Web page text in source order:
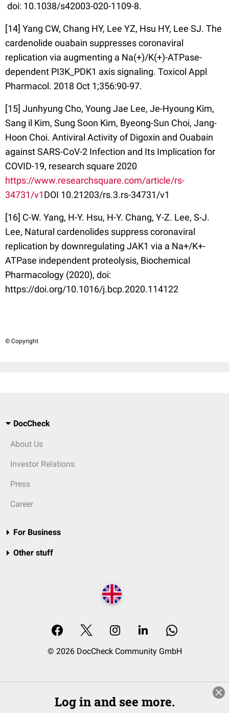
doi: 10.1038/s42003-020-1109-8.
[14] Yang CW, Chang HY, Lee YZ, Hsu HY, Lee SJ. The
cardenolide ouabain suppresses coronaviral
replication via augmenting a Na(+)/K(+)-ATPase-
dependent PI3K_PDK1 axis signaling. Toxicol Appl
Pharmacol. 2018 Oct 1;356:90-97.
[15] Junhyung Cho, Young Jae Lee, Je-Hyoung Kim,
Sang il Kim, Sung Soon Kim, Byeong-Sun Choi, Jang-
Hoon Choi. Antiviral Activity of Digoxin and Ouabain
against SARS-CoV-2 Infection and Its Implication for
COVID-19, research square 2020
https://www.researchsquare.com/article/rs-
34731/v1DOI 10.21203/rs.3.rs-34731/v1
[16] C-W. Yang, H-Y. Hsu, H-Y. Chang, Y-Z. Lee, S-J.
Lee, Natural cardenolides suppress coronaviral
replication by downregulating JAK1 via a Na+/K+-
ATPase independent proteolysis, Biochemical
Pharmacology (2020), doi:
https://doi.org/10.1016/j.bcp.2020.114122
© Copyright
DocCheck
About Us
Investor Relations
Press
Career
For Business
Other stuff
© 2026 DocCheck Community GmbH
Log in and see more.